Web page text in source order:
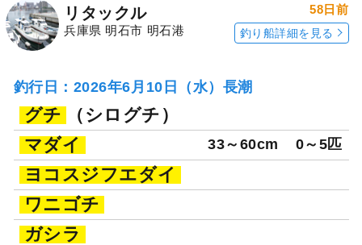
リタックル
兵庫県 明石市 明石港
58日前
釣り船詳細を見る
釣行日：2026年6月10日（水）長潮
グチ
（シログチ）
マダイ
33～60cm 0～5匹
ヨコスジフエダイ
ワニゴチ
ガシラ